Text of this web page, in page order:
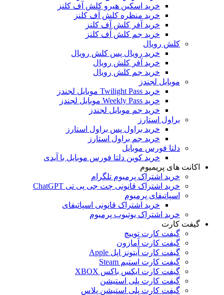
خرید اسکین هیرو کلش آف کلنز
خرید منظره کلش آف کلنز
خرید آفر کلش آف کلنز
خرید جم کلش آف کلنز
کلش رویال
خرید رویال پس کلش رویال
خرید آفر کلش رویال
خرید جم کلش رویال
موبایل لجندز
خرید Twilight Pass موبایل لجندز
خرید Weekly Pass موبایل لجندز
خرید جم موبایل لجندز
براول استارز
خرید براول پس براول استارز
خرید جم براول استارز
دلتا فورس موبایل
خرید کوین دلتا فورس موبایل با آیدی
اکانت های پریمیوم
خرید اشتراک پرمیوم تلگرام
خرید اشتراک قانونی چت جی پی تی ChatGPT
اسپاتیفای پرمیوم
خرید اشتراک قانونی اسپاتیفای
خرید اشتراک یوتیوب پرمیوم
گیفت کارت
گیفت کارت توییچ
گیفت کارت آمازون
گیفت کارت آیتونز اپل Apple
گیفت کارت استیم Steam
گیفت کارت ایکس باکس XBOX
گیفت کارت پلی استیشن
گیفت کارت پلی استیشن پلاس